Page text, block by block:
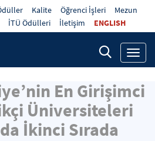
Kalite Öğrenci İşleri
Mezun
İTÜ Ödülleri İletişim ENGLISH
En Girişimci
Üniversiteleri
İkinci Sırada